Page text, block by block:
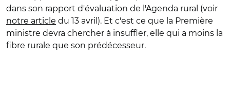
dans son rapport d'évaluation de l'Agenda rural (voir
notre article du 13 avril). Et c'est ce que la Première
ministre devra chercher à insuffler, elle qui a moins la
fibre rurale que son prédécesseur.